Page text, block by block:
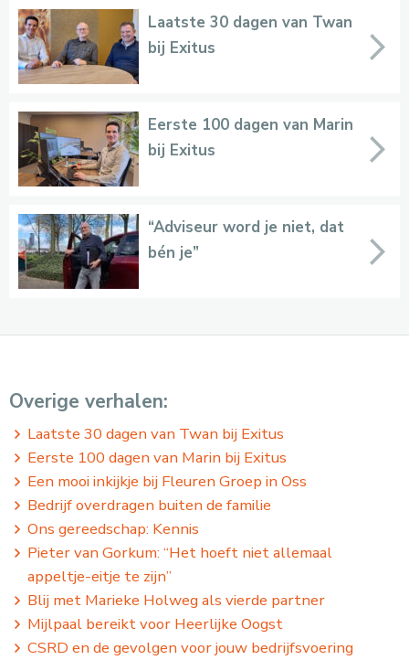
Laatste 30 dagen van Twan
bij Exitus
Eerste 100 dagen van Marin
bij Exitus
“Adviseur word je niet, dat
bén je”
Overige verhalen:
Laatste 30 dagen van Twan bij Exitus
Eerste 100 dagen van Marin bij Exitus
Een mooi inkijkje bij Fleuren Groep in Oss
Bedrijf overdragen buiten de familie
Ons gereedschap: Kennis
Pieter van Gorkum: “Het hoeft niet allemaal
appeltje-eitje te zijn”
Blij met Marieke Holweg als vierde partner
Mijlpaal bereikt voor Heerlijke Oogst
CSRD en de gevolgen voor jouw bedrijfsvoering